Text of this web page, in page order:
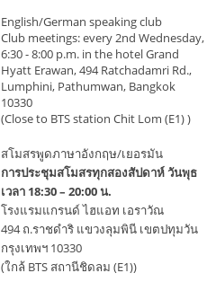
English/German speaking club
Club meetings: every 2nd Wednesday,
6:30 - 8:00 p.m. in the hotel Grand
Hyatt Erawan, 494 Ratchadamri Rd.,
Lumphini, Pathumwan, Bangkok
10330
(Close to BTS station Chit Lom (E1) )
สโมสรพูดภาษาอังกฤษ/เยอรมัน
การประชุมสโมสรทุกสองสัปดาห์ วันพุธ
เวลา 18:30 – 20:00 น.
โรงแรมแกรนด์ ไฮแอท เอราวัณ
494 ถ.ราชดำริ แขวงลุมพินี เขตปทุมวัน
กรุงเทพฯ 10330
(ใกล้ BTS สถานีชิดลม (E1))